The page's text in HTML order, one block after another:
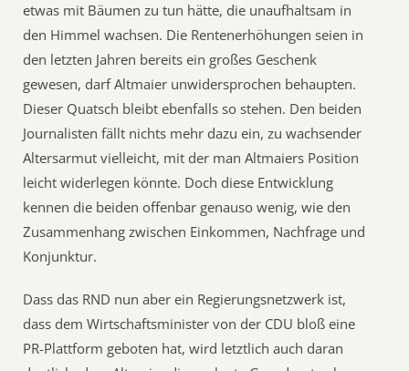
etwas mit Bäumen zu tun hätte, die unaufhaltsam in
den Himmel wachsen. Die Rentenerhöhungen seien in
den letzten Jahren bereits ein großes Geschenk
gewesen, darf Altmaier unwidersprochen behaupten.
Dieser Quatsch bleibt ebenfalls so stehen. Den beiden
Journalisten fällt nichts mehr dazu ein, zu wachsender
Altersarmut vielleicht, mit der man Altmaiers Position
leicht widerlegen könnte. Doch diese Entwicklung
kennen die beiden offenbar genauso wenig, wie den
Zusammenhang zwischen Einkommen, Nachfrage und
Konjunktur.
Dass das RND nun aber ein Regierungsnetzwerk ist,
dass dem Wirtschaftsminister von der CDU bloß eine
PR-Plattform geboten hat, wird letztlich auch daran